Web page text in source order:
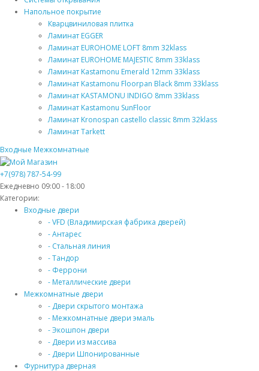
Напольное покрытие
Кварцвиниловая плитка
Ламинат EGGER
Ламинат EUROHOME LOFT 8mm 32klass
Ламинат EUROHOME MAJESTIC 8mm 33klass
Ламинат Kastamonu Emerald 12mm 33klass
Ламинат Kastamonu Floorpan Black 8mm 33klass
Ламинат KASTAMONU INDIGO 8mm 33klass
Ламинат Kastamonu SunFloor
Ламинат Kronospan castello classic 8mm 32klass
Ламинат Tarkett
Входные Межкомнатные
+7(978) 787-54-99
Ежедневно 09:00 - 18:00
Категории:
Входные двери
- VFD (Владимирская фабрика дверей)
- Антарес
- Стальная линия
- Тандор
- Феррони
- Металлические двери
Межкомнатные двери
- Двери скрытого монтажа
- Межкомнатные двери эмаль
- Экошпон двери
- Двери из массива
- Двери Шпонированные
Фурнитура дверная